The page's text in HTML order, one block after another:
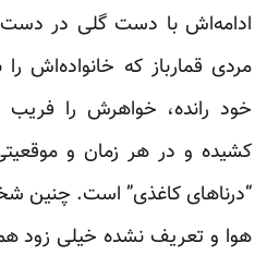
ادامه‌اش با دست گلی در دست
مردی قمارباز که خانواده‌اش
خود رانده، خواهرش را فریب
کشیده و در هر زمان و
“درناهای کاغذی” است. چنین
هوا و تعریف نشده خیلی زود